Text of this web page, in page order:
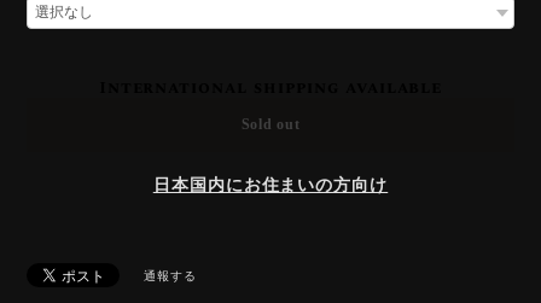
Sold out
日本国内にお住まいの方向け
通報する